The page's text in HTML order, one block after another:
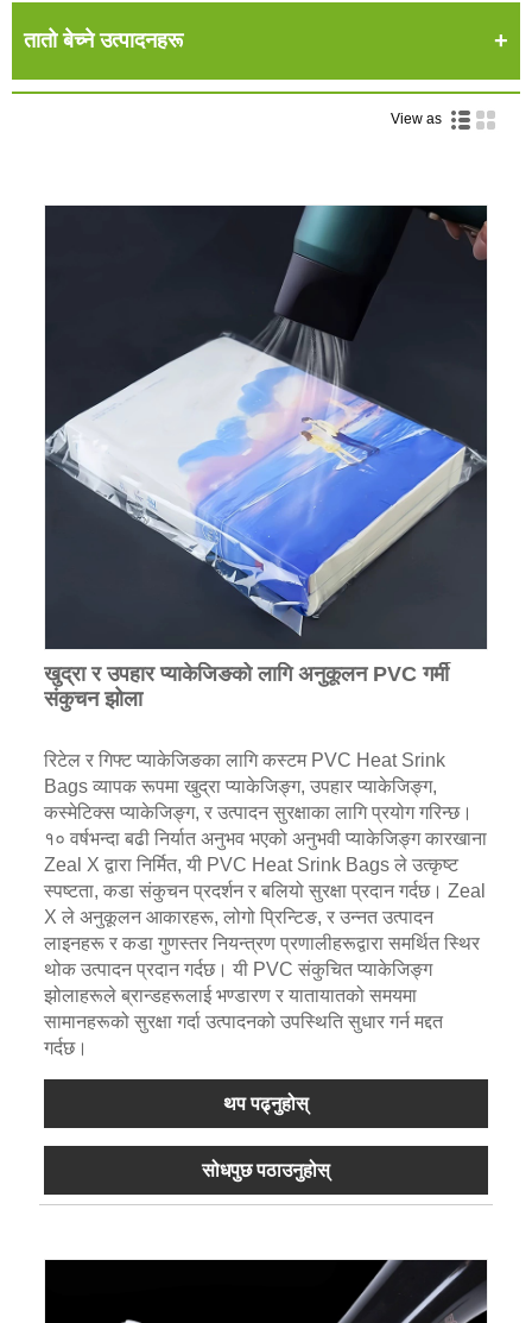
तातो बेच्ने उत्पादनहरू
View as
खुद्रा र उपहार प्याकेजिङको लागि अनुकूलन PVC गर्मी
संकुचन झोला
रिटेल र गिफ्ट प्याकेजिङका लागि कस्टम PVC Heat Srink
Bags व्यापक रूपमा खुद्रा प्याकेजिङ्ग, उपहार प्याकेजिङ्ग,
कस्मेटिक्स प्याकेजिङ्ग, र उत्पादन सुरक्षाका लागि प्रयोग गरिन्छ।
१० वर्षभन्दा बढी निर्यात अनुभव भएको अनुभवी प्याकेजिङ्ग कारखाना
Zeal X द्वारा निर्मित, यी PVC Heat Srink Bags ले उत्कृष्ट
स्पष्टता, कडा संकुचन प्रदर्शन र बलियो सुरक्षा प्रदान गर्दछ। Zeal
X ले अनुकूलन आकारहरू, लोगो प्रिन्टिङ, र उन्नत उत्पादन
लाइनहरू र कडा गुणस्तर नियन्त्रण प्रणालीहरूद्वारा समर्थित स्थिर
थोक उत्पादन प्रदान गर्दछ। यी PVC संकुचित प्याकेजिङ्ग
झोलाहरूले ब्रान्डहरूलाई भण्डारण र यातायातको समयमा
सामानहरूको सुरक्षा गर्दा उत्पादनको उपस्थिति सुधार गर्न मद्दत
गर्दछ।
थप पढ्नुहोस्
सोधपुछ पठाउनुहोस्